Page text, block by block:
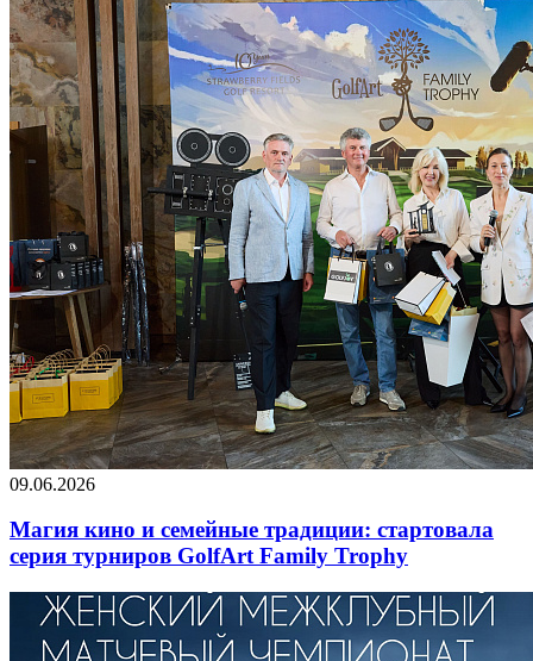
09.06.2026
Магия кино и семейные традиции: стартовала
серия турниров GolfArt Family Trophy